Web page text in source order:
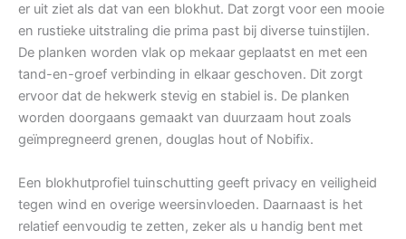
er uit ziet als dat van een blokhut. Dat zorgt voor een mooie
en rustieke uitstraling die prima past bij diverse tuinstijlen.
De planken worden vlak op mekaar geplaatst en met een
tand-en-groef verbinding in elkaar geschoven. Dit zorgt
ervoor dat de hekwerk stevig en stabiel is. De planken
worden doorgaans gemaakt van duurzaam hout zoals
geïmpregneerd grenen, douglas hout of Nobifix.
Een blokhutprofiel tuinschutting geeft privacy en veiligheid
tegen wind en overige weersinvloeden. Daarnaast is het
relatief eenvoudig te zetten, zeker als u handig bent met